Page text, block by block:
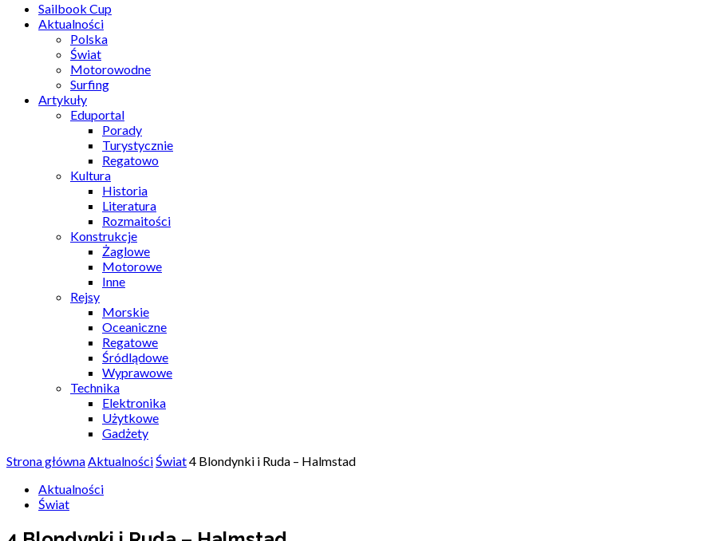
Sailbook Cup
Aktualności
Polska
Świat
Motorowodne
Surfing
Artykuły
Eduportal
Porady
Turystycznie
Regatowo
Kultura
Historia
Literatura
Rozmaitości
Konstrukcje
Żaglowe
Motorowe
Inne
Rejsy
Morskie
Oceaniczne
Regatowe
Śródlądowe
Wyprawowe
Technika
Elektronika
Użytkowe
Gadżety
Strona głównaAktualnościŚwiat4 Blondynki i Ruda – Halmstad
Aktualności
Świat